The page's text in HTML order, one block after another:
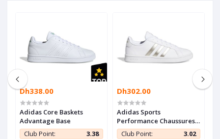
Dh338.00
Adidas Core Baskets
Advantage Base
Club Point:
3.38
Dh302.00
Adidas Sports
Performance Chaussures
Grand Court Base
Club Point: 3.02